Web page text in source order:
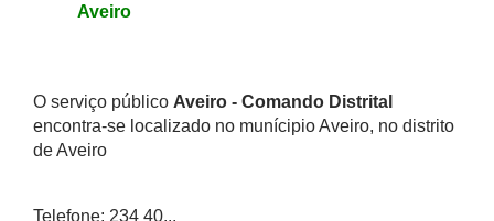
Aveiro
O serviço público Aveiro - Comando Distrital
encontra-se localizado no munícipio Aveiro, no distrito
de Aveiro
Telefone: 234 40...